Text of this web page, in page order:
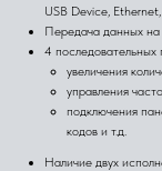
USB Device,
Передача данных на
4
увеличения
управления
подключения
кодов и т.д.
Наличие двух